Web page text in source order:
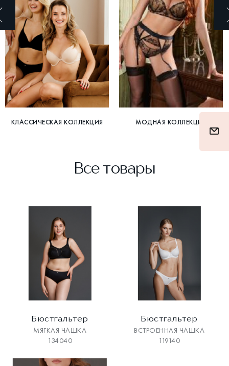
КЛАССИЧЕСКАЯ КОЛЛЕКЦИЯ МОДНАЯ КОЛЛЕКЦИЯ
Все товары
Бюстгальтер
МЯГКАЯ ЧАШКА
134040
Бюстгальтер
ВСТРОЕННАЯ ЧАШКА
119140